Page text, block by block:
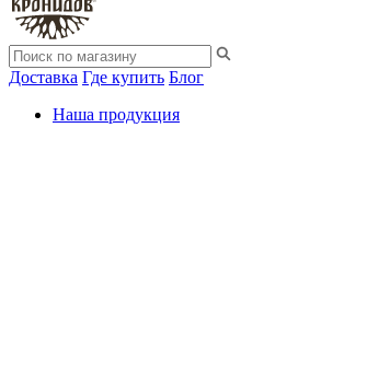
Доставка Где купить Блог
Наша продукция